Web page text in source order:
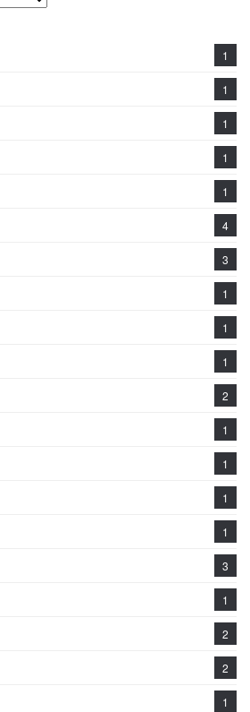
1
1
1
1
1
4
3
1
1
1
2
1
1
1
1
3
1
2
2
1